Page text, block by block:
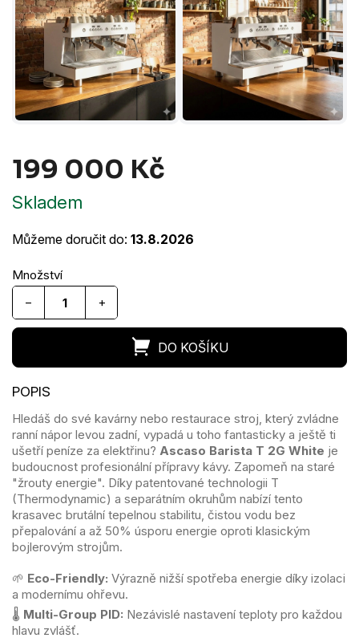
199 000 Kč
Skladem
Můžeme doručit do: 13.8.2026
+
−
Hledáš do své kavárny nebo restaurace stroj, který zvládne
ranní nápor levou zadní, vypadá u toho fantasticky a ještě ti
ušetří peníze za elektřinu? Ascaso Barista T 2G White je
budoucnost profesionální přípravy kávy. Zapomeň na staré
"žrouty energie". Díky patentované technologii T
(Thermodynamic) a separátním okruhům nabízí tento
krasavec brutální tepelnou stabilitu, čistou vodu bez
přepalování a až 50% úsporu energie oproti klasickým
bojlerovým strojům.
🌱 Eco-Friendly: Výrazně nižší spotřeba energie díky izolaci
a modernímu ohřevu.
🌡️ Multi-Group PID: Nezávislé nastavení teploty pro každou
hlavu zvlášť.